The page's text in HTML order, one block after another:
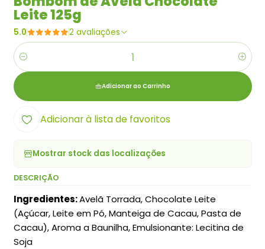
Leite 125g
5.0 2 avaliações
Quantidade
Adicionar ao Carrinho
Adicionar à lista de favoritos
Mostrar stock das localizações
DESCRIÇÃO
Ingredientes:Avelã Torrada, Chocolate Leite
(Açúcar, Leite em Pó, Manteiga de Cacau, Pasta de
Cacau), Aroma a Baunilha, Emulsionante: Lecitina de
Soja